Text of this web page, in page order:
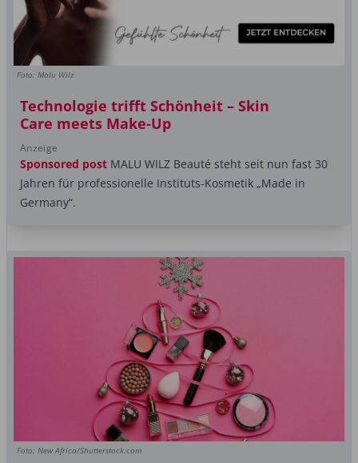
Foto: Malu Wilz
Technologie trifft Schönheit – Skin
Care meets Make-Up
Anzeige
Sponsored post MALU WILZ Beauté steht seit nun fast 30
Jahren für professionelle Instituts-Kosmetik „Made in
Germany“.
Foto: New Africa/Shutterstock.com